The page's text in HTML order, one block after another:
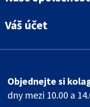
Váš účet
Objednejte si
dny mezi 10.00 a